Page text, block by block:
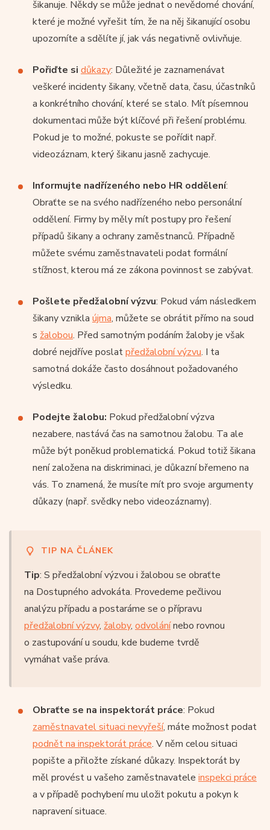
šikanuje. Někdy se může jednat o nevědomé chování,
které je možné vyřešit tím, že na něj šikanující osobu
upozorníte a sdělíte jí, jak vás negativně ovlivňuje.
Pořiďte si důkazy: Důležité je zaznamenávat
veškeré incidenty šikany, včetně data, času, účastníků
a konkrétního chování, které se stalo. Mít písemnou
dokumentaci může být klíčové při řešení problému.
Pokud je to možné, pokuste se pořídit např.
videozáznam, který šikanu jasně zachycuje.
Informujte nadřízeného nebo HR oddělení:
Obraťte se na svého nadřízeného nebo personální
oddělení. Firmy by měly mít postupy pro řešení
případů šikany a ochrany zaměstnanců. Případně
můžete svému zaměstnavateli podat formální
stížnost, kterou má ze zákona povinnost se zabývat.
Pošlete předžalobní výzvu: Pokud vám následkem
šikany vznikla újma, můžete se obrátit přímo na soud
s žalobou. Před samotným podáním žaloby je však
dobré nejdříve poslatpředžalobní výzvu. I ta
samotná dokáže často dosáhnout požadovaného
výsledku.
Podejte žalobu: Pokud předžalobní výzva
nezabere, nastává čas na samotnou žalobu. Ta ale
může být poněkud problematická. Pokud totiž šikana
není založena na diskriminaci, je důkazní břemeno na
vás. To znamená, že musíte mít pro svoje argumenty
důkazy (např. svědky nebo videozáznamy).
TIP NA ČLÁNEK
Tip: S předžalobní výzvou i žalobou se obraťte
na Dostupného advokáta. Provedeme pečlivou
analýzu případu a postaráme se o přípravu
předžalobní výzvy, žaloby, odvolánínebo rovnou
o zastupování u soudu, kde budeme tvrdě
vymáhat vaše práva.
Obraťte se na inspektorát práce: Pokud
zaměstnavatel situaci nevyřeší, máte možnost podat
podnět na inspektorát práce. V něm celou situaci
popište a přiložte získané důkazy. Inspektorát by
měl provést u vašeho zaměstnavatele inspekci práce
a v případě pochybení mu uložit pokutu a pokyn k
napravení situace.